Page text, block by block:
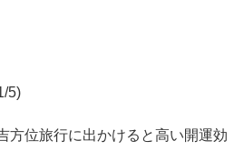
5)
方位旅行に出かけると高い開運効